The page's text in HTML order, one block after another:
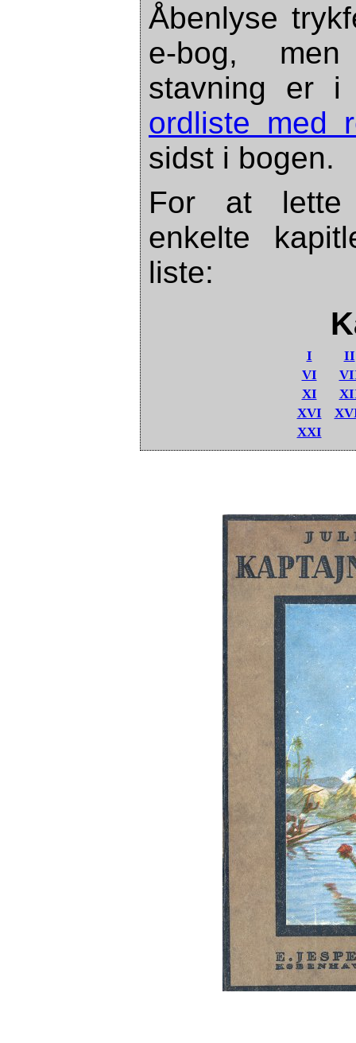
Åbenlyse
e-bog,
stavning er i
ordliste med
sidst i bogen.
For at lette
enkelte
liste:
I
II
VI
XI
XVI
XXI